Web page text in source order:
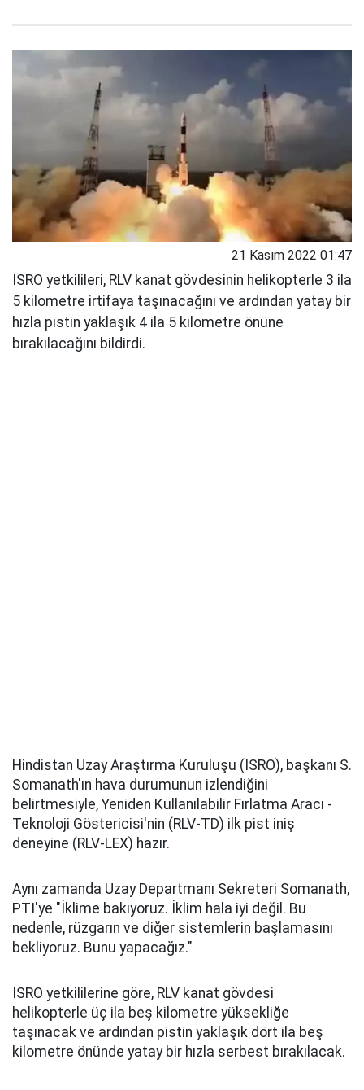
21 Kasım 2022 01:47
ISRO yetkilileri, RLV kanat gövdesinin helikopterle 3 ila
5 kilometre irtifaya taşınacağını ve ardından yatay bir
hızla pistin yaklaşık 4 ila 5 kilometre önüne
bırakılacağını bildirdi.
Hindistan Uzay Araştırma Kuruluşu (ISRO), başkanı S.
Somanath'ın hava durumunun izlendiğini
belirtmesiyle, Yeniden Kullanılabilir Fırlatma Aracı -
Teknoloji Göstericisi'nin (RLV-TD) ilk pist iniş
deneyine (RLV-LEX) hazır.
Aynı zamanda Uzay Departmanı Sekreteri Somanath,
PTI'ye "İklime bakıyoruz. İklim hala iyi değil. Bu
nedenle, rüzgarın ve diğer sistemlerin başlamasını
bekliyoruz. Bunu yapacağız."
ISRO yetkililerine göre, RLV kanat gövdesi
helikopterle üç ila beş kilometre yüksekliğe
taşınacak ve ardından pistin yaklaşık dört ila beş
kilometre önünde yatay bir hızla serbest bırakılacak.